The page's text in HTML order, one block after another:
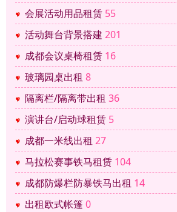
会展活动用品租赁 55
活动舞台背景搭建 201
成都会议桌椅租赁 16
玻璃园桌出租 8
隔离栏/隔离带出租 36
演讲台/启动球租赁 5
成都一米线出租 27
马拉松赛事铁马租赁 104
成都防爆栏防暴铁马出租 14
出租欧式帐篷 0